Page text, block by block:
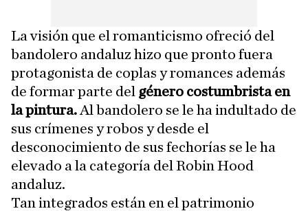
La visión que el romanticismo ofreció del
bandolero andaluz hizo que pronto fuera
protagonista de coplas y romances además
de formar parte del género costumbrista en
la pintura. Al bandolero se le ha indultado de
sus crímenes y robos y desde el
desconocimiento de sus fechorías se le ha
elevado a la categoría del Robin Hood
andaluz.
Tan integrados están en el patrimonio